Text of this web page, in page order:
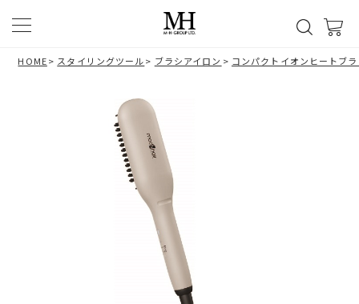
HOME> スタイリングツール> ブラシアイロン > コンパクトイオンヒートブ